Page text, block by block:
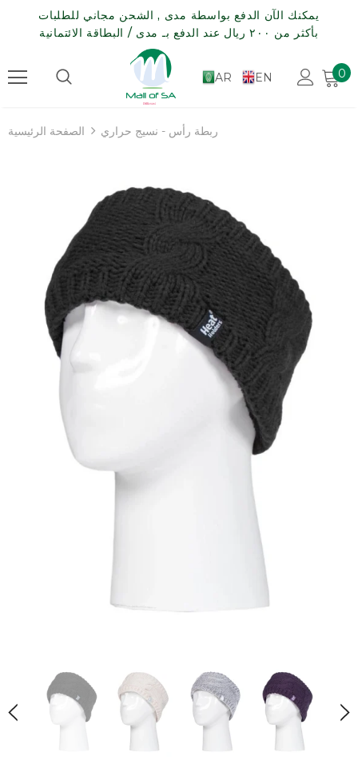
يمكنك الآن الدفع بواسطة مدى , الشحن مجاني للطلبات
بأكثر من ٢٠٠ ريال عند الدفع بـ مدى / البطاقة الائتمانية
AR EN 0
الصفحة الرئيسية ربطة رأس - نسيج حراري